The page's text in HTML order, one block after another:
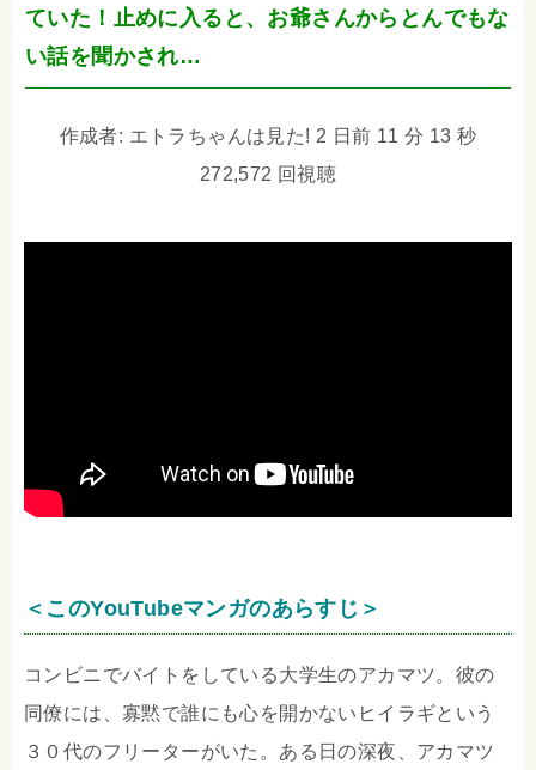
ていた！止めに入ると、お爺さんからとんでもな
い話を聞かされ…
作成者: エトラちゃんは見た! 2 日前 11 分 13 秒
272,572 回視聴
＜このYouTubeマンガのあらすじ＞
コンビニでバイトをしている大学生のアカマツ。彼の
同僚には、寡黙で誰にも心を開かないヒイラギという
３０代のフリーターがいた。ある日の深夜、アカマツ